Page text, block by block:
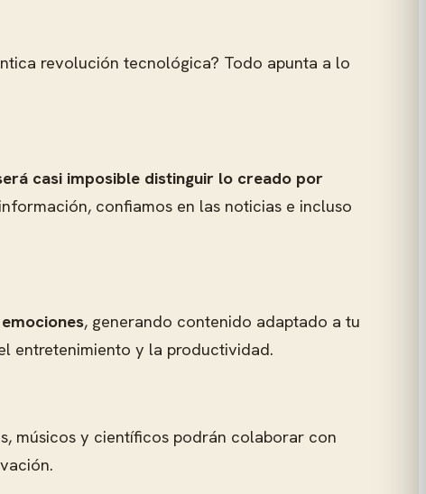
revolución tecnológica? Todo apunta a lo
casi imposible distinguir lo creado por
confiamos en las noticias e incluso
, generando contenido adaptado a tu
entretenimiento y la productividad.
músicos y científicos podrán colaborar con